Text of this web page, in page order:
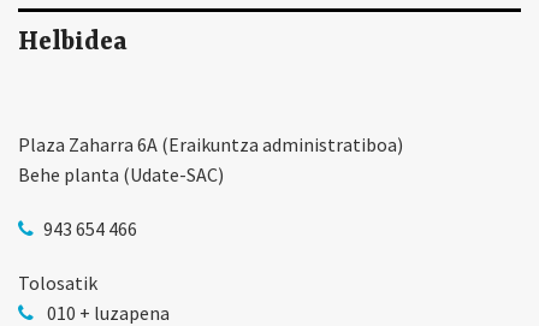
Helbidea
Plaza Zaharra 6A (Eraikuntza administratiboa)
Behe planta (Udate-SAC)
943 654 466
Tolosatik
010 + luzapena